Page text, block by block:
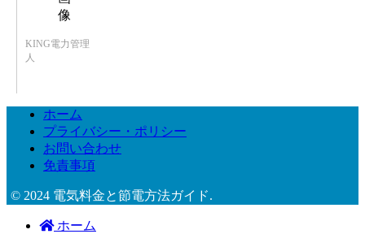
KING電力管理
人
ホーム
プライバシー・ポリシー
お問い合わせ
免責事項
© 2024 電気料金と節電方法ガイド.
ホーム